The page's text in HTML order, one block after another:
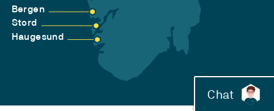
Bergen
Stord
Haugesund
Chat